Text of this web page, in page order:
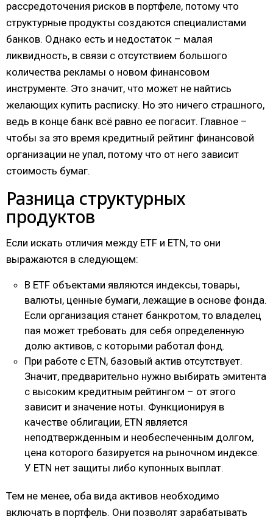
рассредоточения рисков в портфеле, потому что
структурные продукты создаются специалистами
банков. Однако есть и недостаток – малая
ликвидность, в связи с отсутствием большого
количества рекламы о новом финансовом
инструменте. Это значит, что может не найтись
желающих купить расписку. Но это ничего страшного,
ведь в конце банк всё равно ее погасит. Главное –
чтобы за это время кредитный рейтинг финансовой
организации не упал, потому что от него зависит
стоимость бумаг.
Разница структурных
продуктов
Если искать отличия между ETF и ETN, то они
выражаются в следующем:
В ETF объектами являются индексы, товары,
валюты, ценные бумаги, лежащие в основе фонда.
Если организация станет банкротом, то владелец
пая может требовать для себя определенную
долю активов, с которыми работал фонд.
При работе с ETN, базовый актив отсутствует.
Значит, предварительно нужно выбирать эмитента
с высоким кредитным рейтингом – от этого
зависит и значение ноты. Функционируя в
качестве облигации, ETN является
неподтвержденным и необеспеченным долгом,
цена которого базируется на рыночном индексе.
У ETN нет защиты либо купонных выплат.
Тем не менее, оба вида активов необходимо
включать в портфель. Они позволят зарабатывать